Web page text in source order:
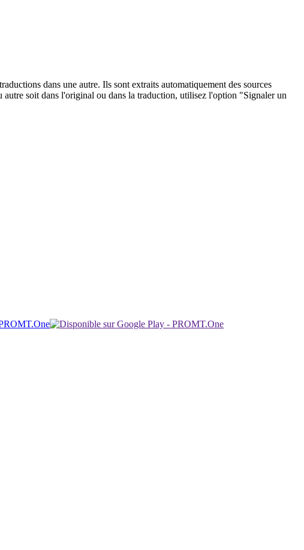
dans une autre. Ils sont extraits automatiquement des sources
soit dans l'original ou dans la traduction, utilisez l'option "Signaler un